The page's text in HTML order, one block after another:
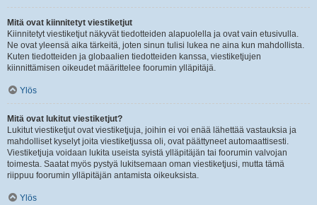
Mitä ovat kiinnitetyt viestiketjut
Kiinnitetyt viestiketjut näkyvät tiedotteiden alapuolella ja ovat vain etusivulla.
Ne ovat yleensä aika tärkeitä, joten sinun tulisi lukea ne aina kun mahdollista.
Kuten tiedotteiden ja globaalien tiedotteiden kanssa, viestiketjujen
kiinnittämisen oikeudet määrittelee foorumin ylläpitäjä.
Ylös
Mitä ovat lukitut viestiketjut?
Lukitut viestiketjut ovat viestiketjuja, joihin ei voi enää lähettää vastauksia ja
mahdolliset kyselyt joita viestiketjussa oli, ovat päättyneet automaattisesti.
Viestiketjuja voidaan lukita useista syistä ylläpitäjän tai foorumin valvojan
toimesta. Saatat myös pystyä lukitsemaan oman viestiketjusi, mutta tämä
riippuu foorumin ylläpitäjän antamista oikeuksista.
Ylös